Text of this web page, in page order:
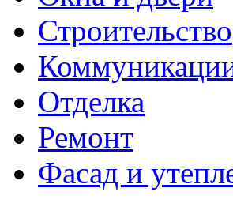
Строительство
Отделка
Ремонт
Фасад и